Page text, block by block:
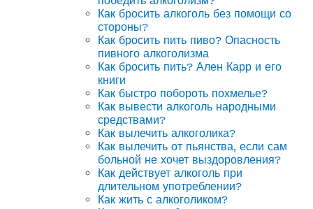
Как бросить алкоголь без помощи со
стороны?
Как бросить пить пиво? Опасность
пивного алкоголизма
Как бросить пить? Ален Карр и его
книги
Как быстро побороть похмелье?
Как вывести алкоголь народными
средствами?
Как вылечить алкоголика?
Как вылечить от пьянства, если сам
больной не хочет выздоровления?
Как действует алкоголь при
длительном употреблении?
Как жить с алкоголиком?